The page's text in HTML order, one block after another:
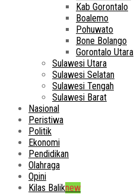
Kab Gorontalo
Boalemo
Pohuwato
Bone Bolango
Gorontalo Utara
Sulawesi Utara
Sulawesi Selatan
Sulawesi Tengah
Sulawesi Barat
Nasional
Peristiwa
Politik
Ekonomi
Pendidikan
Olahraga
Opini
Kilas Baliknew